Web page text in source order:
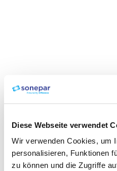
Diese Webseite verwendet
Wir verwenden Cookies, um
personalisieren, Funktionen
zu können und die Zugriffe